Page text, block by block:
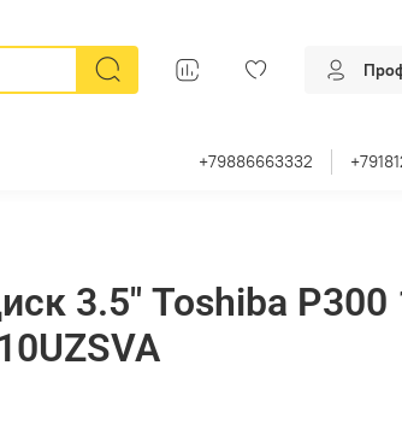
+79886663332
3.5" Toshiba P300